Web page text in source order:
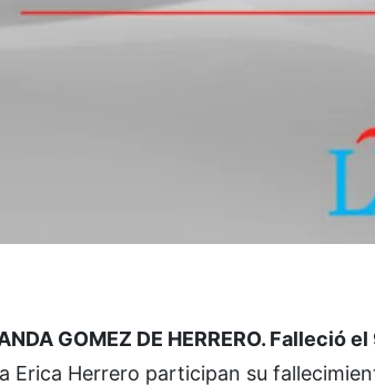
GOMEZ DE HERRERO. Falleció
Erica Herrero participan su